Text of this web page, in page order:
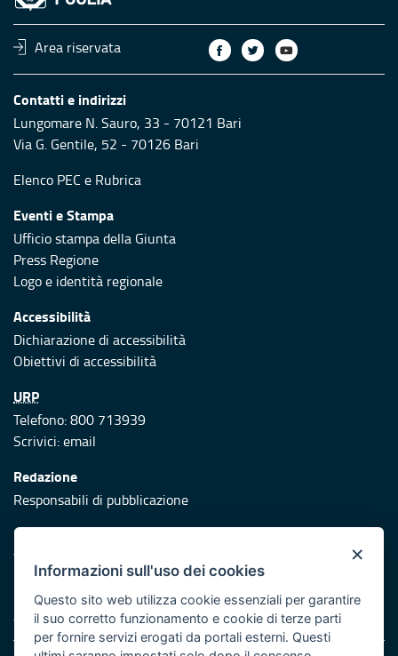
Area riservata
Contatti e indirizzi
Lungomare N. Sauro, 33 - 70121 Bari
Via G. Gentile, 52 - 70126 Bari
Elenco PEC e Rubrica
Eventi e Stampa
Ufficio stampa della Giunta
Press Regione
Logo e identità regionale
Accessibilità
Dichiarazione di accessibilità
Obiettivi di accessibilità
URP
Telefono: 800 713939
Scrivici:email
Redazione
Responsabili di pubblicazione
Protezione civile
Vai al sito di Protezione Civile Puglia
Iniziativa finanziata con risorse del POR Puglia 2014/2020 -
Asse XI
×
Informazioni sull'uso dei cookies
Questo sito web utilizza cookie essenziali per garantire
il suo corretto funzionamento e cookie di terze parti
per fornire servizi erogati da portali esterni. Questi